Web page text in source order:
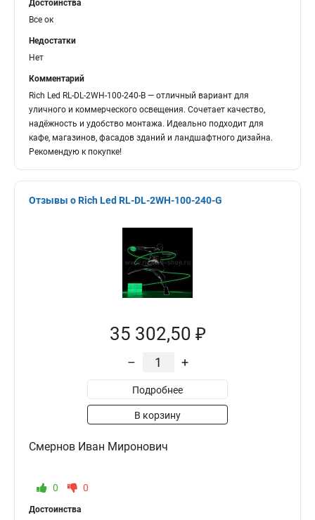
Достоинства
Все ок
Недостатки
Нет
Комментарий
Rich Led RL-DL-2WH-100-240-B — отличный вариант для
уличного и коммерческого освещения. Сочетает качество,
надёжность и удобство монтажа. Идеально подходит для
кафе, магазинов, фасадов зданий и ландшафтного дизайна.
Рекомендую к покупке!
Отзывы о Rich Led RL-DL-2WH-100-240-G
35 302,50 ₽
– +
Подробнее
В корзину
Смернов Иван Миронович
0 0
Достоинства